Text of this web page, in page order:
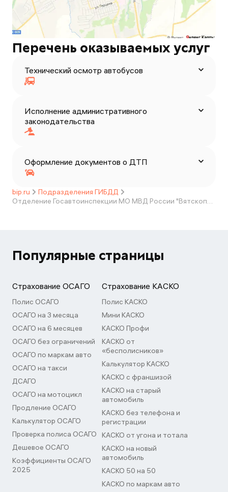
Перечень оказываемых услуг
Технический осмотр автобусов
Исполнение административного
законодательства
Оформление документов о ДТП
bip.ru
Подразделения ГИБДД
Отделение Госавтоинспекции МО МВД России "Вятскополянский"
Популярные страницы
Страхование ОСАГО
Полис ОСАГО
ОСАГО на 3 месяца
ОСАГО на 6 месяцев
ОСАГО без ограничений
ОСАГО по маркам авто
ОСАГО на такси
ДСАГО
ОСАГО на мотоцикл
Продление ОСАГО
Калькулятор ОСАГО
Проверка полиса ОСАГО
Дешевое ОСАГО
Коэффициенты ОСАГО
2025
Страхование КАСКО
Полис КАСКО
Мини КАСКО
КАСКО Профи
КАСКО от
«бесполисников»
Калькулятор КАСКО
КАСКО с франшизой
КАСКО на старый
автомобиль
КАСКО без телефона и
регистрации
КАСКО от угона и тотала
КАСКО на новый
автомобиль
КАСКО 50 на 50
КАСКО по маркам авто